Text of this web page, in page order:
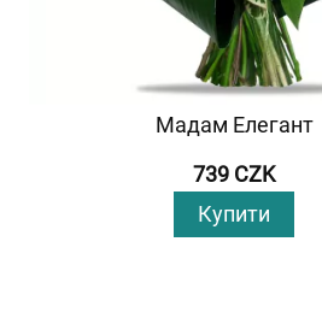
Мадам Елегант
739 CZK
Купити